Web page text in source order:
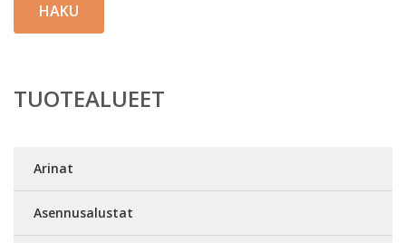
HAKU
TUOTEALUEET
Arinat
Asennusalustat